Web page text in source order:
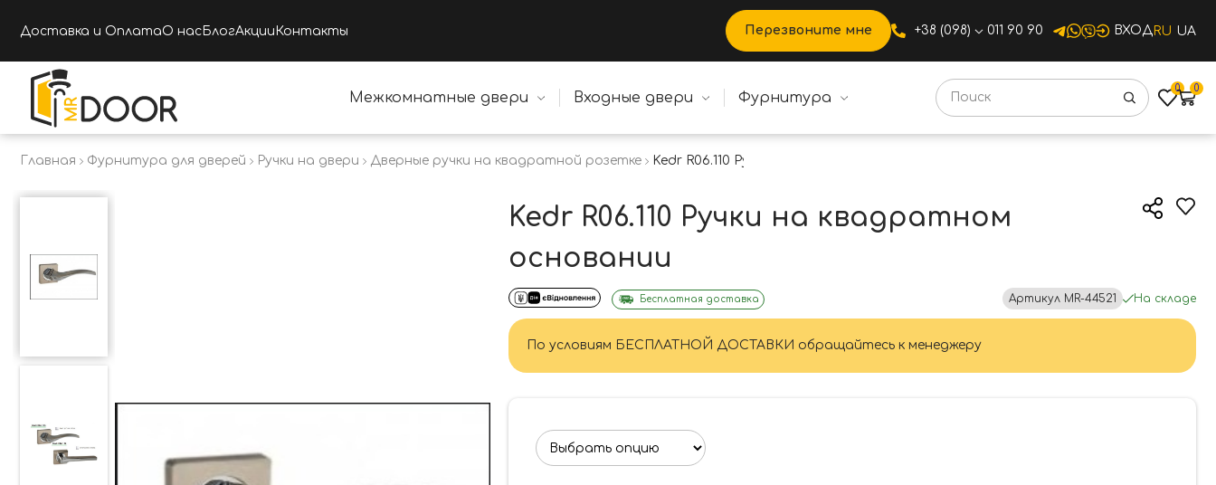
Доставка и ОплатаО нас БлогАкции Контакты Перезвоните мне +38 (098) 011 90 90 ВХОД RU UA
Межкомнатные двери Входные двери Фурнитура
0 0
Главная Фурнитура для дверей Ручки на двери Дверные ручки на квадратной розетке Kedr R06.110 Ручки на квадратном основании
Kedr R06.110 Ручки на квадратном
основании
Бесплатная доставка Артикул MR-44521 На складе
По условиям БЕСПЛАТНОЙ ДОСТАВКИ обращайтесь к менеджеру